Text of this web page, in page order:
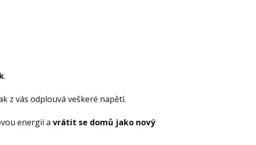
.
z vás odplouvá veškeré napětí.
energii a vrátit se domů jako nový